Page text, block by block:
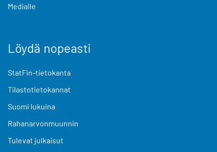
Medialle
Löydä nopeasti
StatFin-tietokanta
Tilastotietokannat
Suomi lukuina
Rahanarvonmuunnin
Tulevat julkaisut